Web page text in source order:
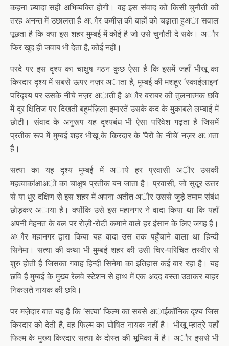
कहना ज़्यादा सही अभिव्यक्ति होगी। वह इस संवाद को किसी चुनौती की
तरह अनन्त में उछालता है अौर कमीज़ की बाहों को चढ़ाता हुअा सवाल
पूछता है कि क्या इस शहर मुम्बई में कोई है जो उसे चुनौती दे सके। अौर
फिर खुद ही जवाब भी देता है, कोई नहीं।
परदे पर इस दृश्य का चाक्षुष गठन कुछ ऐसा है कि इसमें जहाँ भीखू का
किरदार दृश्य में सबसे ऊपर नज़र अाता है, मुम्बई की मशहूर ‘स्काईलाइन’
परिदृश्य पर उसके नीचे नज़र अाती है अौर बराबर की तुलनात्मक छवि
में दूर क्षितिज पर दिखती बहुमंज़िला इमारतें उसके कद के मुकाबले लम्बाई में
छोटी। संवाद के अनुरूप यह दृश्यबंध भी ऐसा परिवेश गढ़ता है जिसमें
प्रतीक रूप में मुम्बई शहर भीखू के किरदार के ‘पैरों के नीचे’ नज़र अाता
है।
सत्या का यह दृश्य मुम्बई में अाये हर प्रवासी अौर उसकी
महत्वाकांक्षाअों का चाक्षुष प्रतीक बन जाता है। प्रवासी, जो सुदूर उत्तर
से या धुर दक्षिण से इस शहर में अपना अतीत अौर उससे जुड़े तमाम संबंध
छोड़कर अाया है। क्योंकि उसे इस महानगर ने वादा किया था कि यहाँ
अपनी मेहनत के बल पर रोज़ी-रोटी कमाने वाले हर इंसान के लिए जगह है।
अौर महानगर द्वारा किया यह वादा उस तक पहुँचाने वाला था हिन्दी
सिनेमा। सत्या की कथा भी मुम्बई शहर की उसी चिर-परिचित तस्वीर से
शुरु होती है जिसका गवाह हिन्दी सिनेमा का इतिहास कई बार रहा है। यह
छवि है मुम्बई के मुख्य रेलवे स्टेशन से हाथ में एक अदद बस्ता उठाकर बाहर
निकलते नायक की छवि।
पर मज़ेदार बात यह है कि ‘सत्या’ फिल्म का सबसे अाईकॉनिक दृश्य जिस
किरदार को देती है, वह फिल्म का घोषित नायक नहीं है। भीखू म्हात्रे यहाँ
फिल्म के मुख्य किरदार सत्या के दोस्त की भूमिका में है। अौर इससे भी